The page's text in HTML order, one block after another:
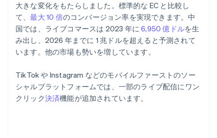
大きな変化をもたらしました。標準的な EC と比較し
て、最大 10 倍のコンバージョン率を実現できます。中
国では、ライブコマースは 2023 年に6,950 億ドルを生
み出し、2026 年までに 1 兆ドルを超えると予測されて
います。他の市場も勢いを増しています。
TikTok や Instagram などのモバイルファーストのソー
シャルプラットフォームでは、一部のライブ配信にワン
クリック決済機能が追加されています。